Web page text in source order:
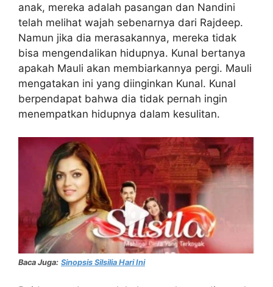
anak, mereka adalah pasangan dan Nandini
telah melihat wajah sebenarnya dari Rajdeep.
Namun jika dia merasakannya, mereka tidak
bisa mengendalikan hidupnya. Kunal bertanya
apakah Mauli akan membiarkannya pergi. Mauli
mengatakan ini yang diinginkan Kunal. Kunal
berpendapat bahwa dia tidak pernah ingin
menempatkan hidupnya dalam kesulitan.
Baca Juga: Sinopsis Silsilia Hari Ini